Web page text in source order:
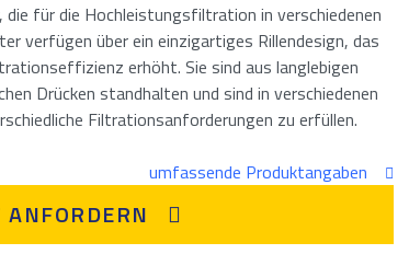
die für die Hochleistungsfiltration in verschiedenen
verfügen über ein einzigartiges Rillendesign, das
erhöht. Sie sind aus langlebigen
Drücken standhalten und sind in verschiedenen
Filtrationsanforderungen zu erfüllen.
umfassende Produktangaben